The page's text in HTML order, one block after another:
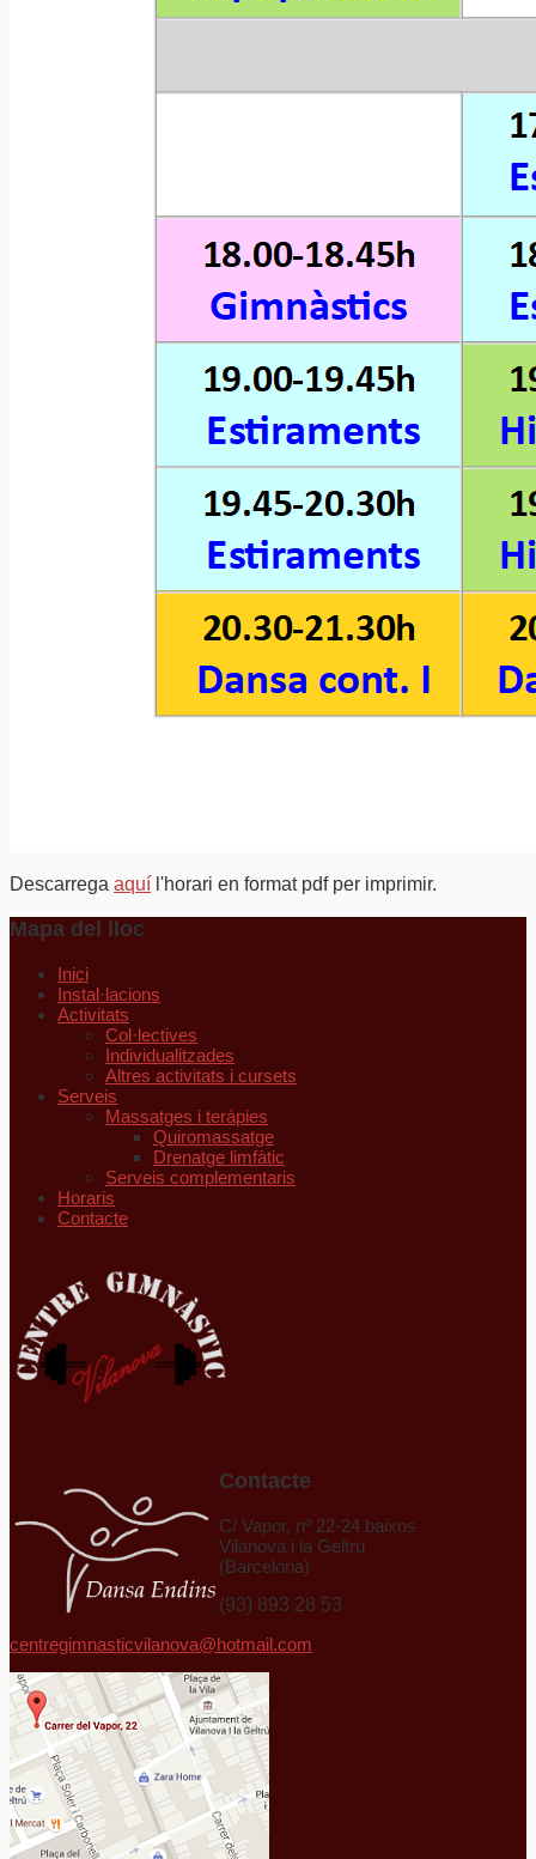
Descarrega aquí l'horari en format pdf per imprimir.
Mapa del lloc
Inici
Instal·lacions
Activitats
Col·lectives
Individualitzades
Altres activitats i cursets
Serveis
Massatges i teràpies
Quiromassatge
Drenatge limfàtic
Serveis complementaris
Horaris
Contacte
Contacte
C/ Vapor, nº 22-24 baixos
Vilanova i la Geltrú
(Barcelona)
(93) 893 28 53
centregimnasticvilanova@hotmail.com